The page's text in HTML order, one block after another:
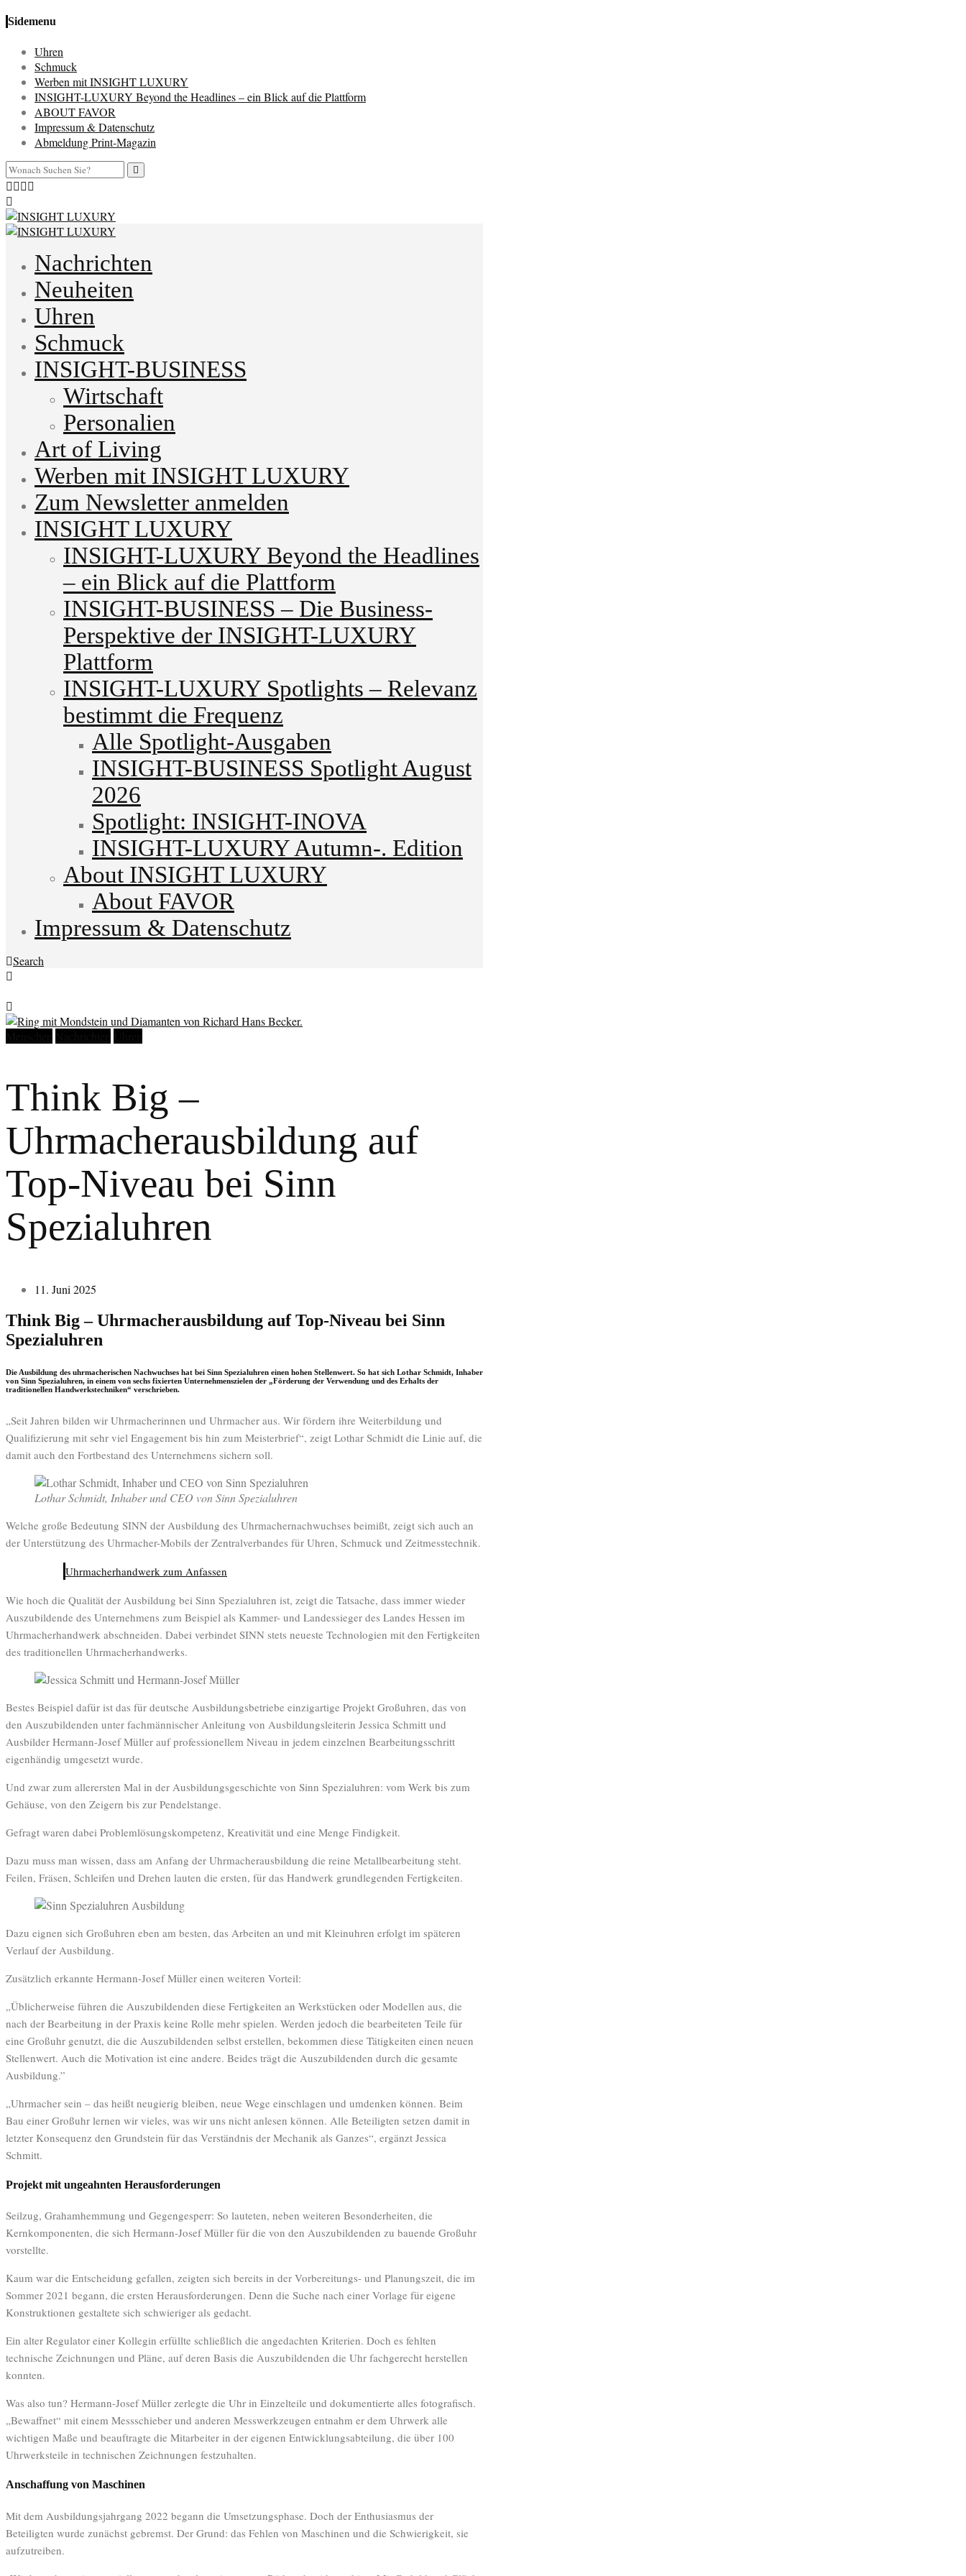
Sidemenu
Uhren
Schmuck
Werben mit INSIGHT LUXURY
INSIGHT-LUXURY Beyond the Headlines – ein Blick auf die Plattform
ABOUT FAVOR
Impressum & Datenschutz
Abmeldung Print-Magazin
Nachrichten
Neuheiten
Uhren
Schmuck
INSIGHT-BUSINESS
Wirtschaft
Personalien
Art of Living
Werben mit INSIGHT LUXURY
Zum Newsletter anmelden
INSIGHT LUXURY
INSIGHT-LUXURY Beyond the Headlines
– ein Blick auf die Plattform
INSIGHT-BUSINESS – Die Business-
Perspektive der INSIGHT-LUXURY
Plattform
INSIGHT-LUXURY Spotlights – Relevanz
bestimmt die Frequenz
Alle Spotlight-Ausgaben
INSIGHT-BUSINESS Spotlight August
2026
Spotlight: INSIGHT-INOVA
INSIGHT-LUXURY Autumn-. Edition
About INSIGHT LUXURY
About FAVOR
Impressum & Datenschutz
Search
Think Big –
Uhrmacherausbildung auf
Top-Niveau bei Sinn
Spezialuhren
11. Juni 2025
Think Big – Uhrmacherausbildung auf Top-Niveau bei Sinn
Spezialuhren
Die Ausbildung des uhrmacherischen Nachwuchses hat bei Sinn Spezialuhren einen hohen Stellenwert. So hat sich Lothar Schmidt, Inhaber
von Sinn Spezialuhren, in einem von sechs fixierten Unternehmenszielen der „Förderung der Verwendung und des Erhalts der
traditionellen Handwerkstechniken“ verschrieben.
„Seit Jahren bilden wir Uhrmacherinnen und Uhrmacher aus. Wir fördern ihre Weiterbildung und
Qualifizierung mit sehr viel Engagement bis hin zum Meisterbrief“, zeigt Lothar Schmidt die Linie auf, die
damit auch den Fortbestand des Unternehmens sichern soll.
Lothar Schmidt, Inhaber und CEO von Sinn Spezialuhren
Welche große Bedeutung SINN der Ausbildung des Uhrmachernachwuchses beimißt, zeigt sich auch an
der Unterstützung des Uhrmacher-Mobils der Zentralverbandes für Uhren, Schmuck und Zeitmesstechnik.
Uhrmacherhandwerk zum Anfassen
Wie hoch die Qualität der Ausbildung bei Sinn Spezialuhren ist, zeigt die Tatsache, dass immer wieder
Auszubildende des Unternehmens zum Beispiel als Kammer- und Landessieger des Landes Hessen im
Uhrmacherhandwerk abschneiden. Dabei verbindet SINN stets neueste Technologien mit den Fertigkeiten
des traditionellen Uhrmacherhandwerks.
Bestes Beispiel dafür ist das für deutsche Ausbildungsbetriebe einzigartige Projekt Großuhren, das von
den Auszubildenden unter fachmännischer Anleitung von Ausbildungsleiterin Jessica Schmitt und
Ausbilder Hermann-Josef Müller auf professionellem Niveau in jedem einzelnen Bearbeitungsschritt
eigenhändig umgesetzt wurde.
Und zwar zum allerersten Mal in der Ausbildungsgeschichte von Sinn Spezialuhren: vom Werk bis zum
Gehäuse, von den Zeigern bis zur Pendelstange.
Gefragt waren dabei Problemlösungskompetenz, Kreativität und eine Menge Findigkeit.
Dazu muss man wissen, dass am Anfang der Uhrmacherausbildung die reine Metallbearbeitung steht.
Feilen, Fräsen, Schleifen und Drehen lauten die ersten, für das Handwerk grundlegenden Fertigkeiten.
Dazu eignen sich Großuhren eben am besten, das Arbeiten an und mit Kleinuhren erfolgt im späteren
Verlauf der Ausbildung.
Zusätzlich erkannte Hermann-Josef Müller einen weiteren Vorteil:
„Üblicherweise führen die Auszubildenden diese Fertigkeiten an Werkstücken oder Modellen aus, die
nach der Bearbeitung in der Praxis keine Rolle mehr spielen. Werden jedoch die bearbeiteten Teile für
eine Großuhr genutzt, die die Auszubildenden selbst erstellen, bekommen diese Tätigkeiten einen neuen
Stellenwert. Auch die Motivation ist eine andere. Beides trägt die Auszubildenden durch die gesamte
Ausbildung.”
„Uhrmacher sein – das heißt neugierig bleiben, neue Wege einschlagen und umdenken können. Beim
Bau einer Großuhr lernen wir vieles, was wir uns nicht anlesen können. Alle Beteiligten setzen damit in
letzter Konsequenz den Grundstein für das Verständnis der Mechanik als Ganzes“, ergänzt Jessica
Schmitt.
Projekt mit ungeahnten Herausforderungen
Seilzug, Grahamhemmung und Gegengesperr: So lauteten, neben weiteren Besonderheiten, die
Kernkomponenten, die sich Hermann-Josef Müller für die von den Auszubildenden zu bauende Großuhr
vorstellte.
Kaum war die Entscheidung gefallen, zeigten sich bereits in der Vorbereitungs- und Planungszeit, die im
Sommer 2021 begann, die ersten Herausforderungen. Denn die Suche nach einer Vorlage für eigene
Konstruktionen gestaltete sich schwieriger als gedacht.
Ein alter Regulator einer Kollegin erfüllte schließlich die angedachten Kriterien. Doch es fehlten
technische Zeichnungen und Pläne, auf deren Basis die Auszubildenden die Uhr fachgerecht herstellen
konnten.
Was also tun? Hermann-Josef Müller zerlegte die Uhr in Einzelteile und dokumentierte alles fotografisch.
„Bewaffnet“ mit einem Messschieber und anderen Messwerkzeugen entnahm er dem Uhrwerk alle
wichtigen Maße und beauftragte die Mitarbeiter in der eigenen Entwicklungsabteilung, die über 100
Uhrwerksteile in technischen Zeichnungen festzuhalten.
Anschaffung von Maschinen
Mit dem Ausbildungsjahrgang 2022 begann die Umsetzungsphase. Doch der Enthusiasmus der
Beteiligten wurde zunächst gebremst. Der Grund: das Fehlen von Maschinen und die Schwierigkeit, sie
aufzutreiben.